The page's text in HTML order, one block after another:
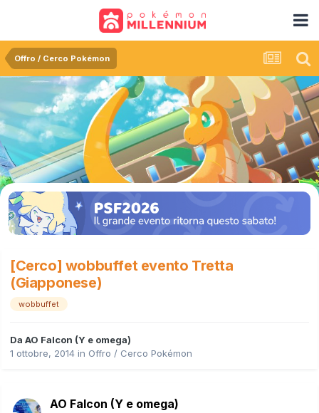
Offro / Cerco Pokémon
[Cerco] wobbuffet evento Tretta
(Giapponese)
wobbuffet
Da AO Falcon (Y e omega)
1 ottobre, 2014 in Offro / Cerco Pokémon
AO Falcon (Y e omega)